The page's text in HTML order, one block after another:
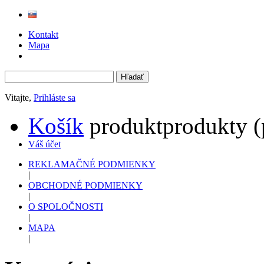
Kontakt
Mapa
Vitajte, Prihláste sa
Košík produktprodukty
Váš účet
REKLAMAČNÉ PODMIENKY
|
OBCHODNÉ PODMIENKY
|
O SPOLOČNOSTI
|
MAPA
|